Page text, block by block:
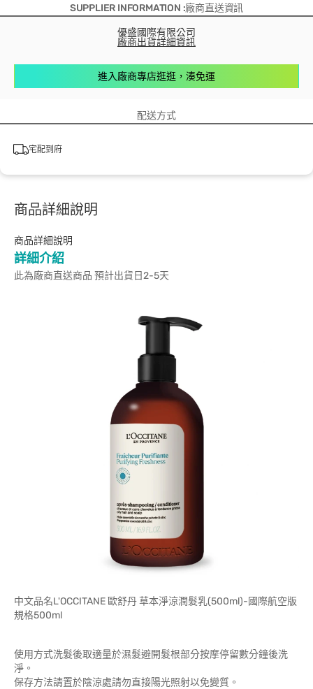
SUPPLIER INFORMATION :廠商直送資訊
優盛國際有限公司
廠商出貨詳細資訊
進入廠商專店逛逛，湊免運
配送方式
宅配到府
商品詳細說明
商品詳細說明
詳細介紹
此為廠商直送商品 預計出貨日2-5天
中文品名L'OCCITANE 歐舒丹 草本淨涼潤髮乳(500ml)-國際航空版
規格500ml
使用方式洗髮後取適量於濕髮避開髮根部分按摩停留數分鐘後洗
淨。
保存方法請置於陰涼處請勿直接陽光照射以免變質。